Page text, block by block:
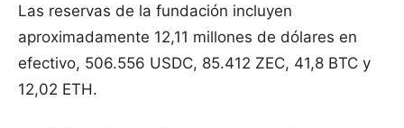
Las reservas de la fundación incluyen
aproximadamente 12,11 millones de dólares en
efectivo, 506.556 USDC, 85.412 ZEC, 41,8 BTC y
12,02 ETH.